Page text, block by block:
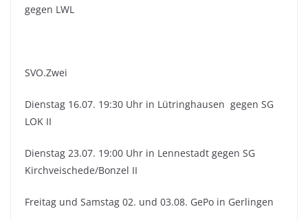
gegen LWL
SVO.Zwei
Dienstag 16.07. 19:30 Uhr in Lütringhausen gegen SG
LOK II
Dienstag 23.07. 19:00 Uhr in Lennestadt gegen SG
Kirchveischede/Bonzel II
Freitag und Samstag 02. und 03.08. GePo in Gerlingen